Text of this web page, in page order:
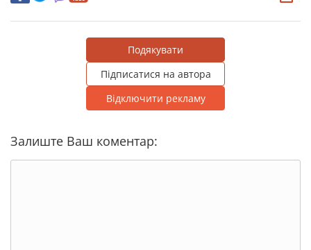
Подякувати
Підписатися на автора
Відключити рекламу
Залиште Ваш коментар: